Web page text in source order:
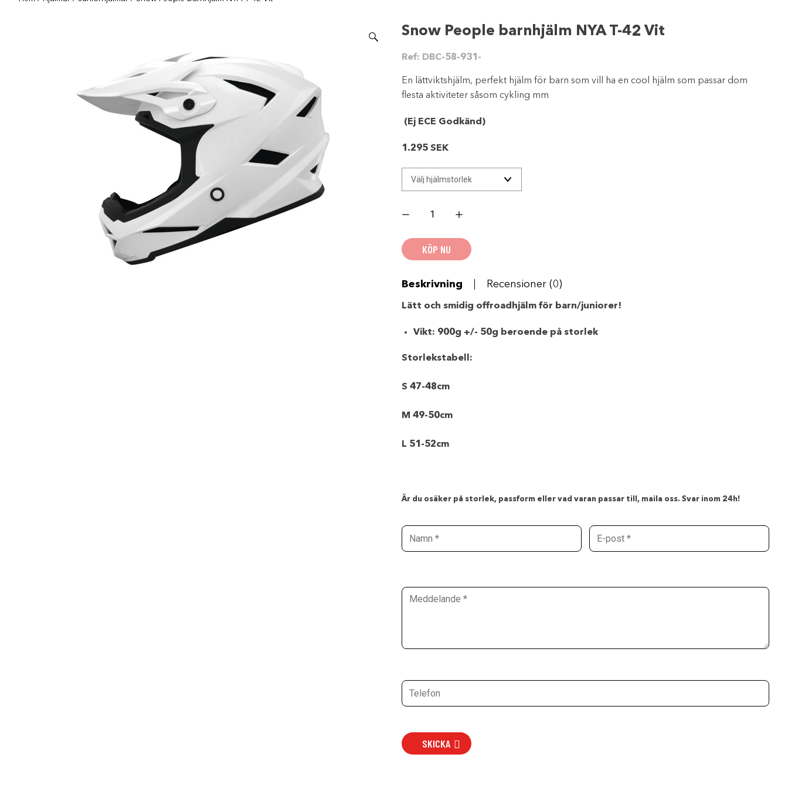
Snow People barnhjälm NYA T-42 Vit
Ref: DBC-58-931-
En lättviktshjälm, perfekt hjälm för barn som vill ha en cool hjälm som passar dom
flesta aktiviteter såsom cykling mm
(Ej ECE Godkänd)
1.295 SEK
People
42
Vit
KÖP NU
Beskrivning Recensioner (0)
Lätt och smidig offroadhjälm för barn/juniorer!
Vikt: 900g +/- 50g beroende på storlek
Storlekstabell:
S 47-48cm
M 49-50cm
L 51-52cm
Är du osäker på storlek, passform eller vad varan passar till, maila oss. Svar inom 24h!
SKICKA